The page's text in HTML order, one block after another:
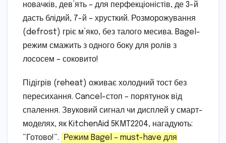
новачків, дев’ять – для перфекціоністів, де 3-й
дасть блідий, 7-й – хрусткий. Розморожування
(defrost) гріє м’яко, без талого месива. Bagel-
режим смажить з одного боку для ролів з
лососем – соковито!
Підігрів (reheat) оживає холодний тост без
пересихання. Cancel-стоп – порятунок від
спалення. Звуковий сигнал чи дисплей у смарт-
моделях, як KitchenAid 5KMT2204, нагадують:
“Готово!”.
Режим Bagel – must-have для